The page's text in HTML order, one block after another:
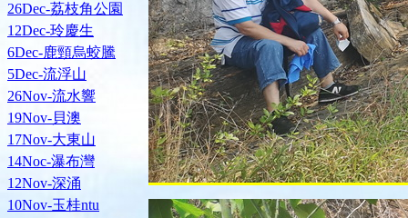
26Dec-荔枝角公園
12Dec-玲慶生
6Dec-鹿頸烏蛟騰
5Dec-流浮山
26Nov-流水響
19Nov-貝澳
17Nov-大東山
14Noc-瀑布灣
12Nov-深涌
10Nov-玉桂ntu